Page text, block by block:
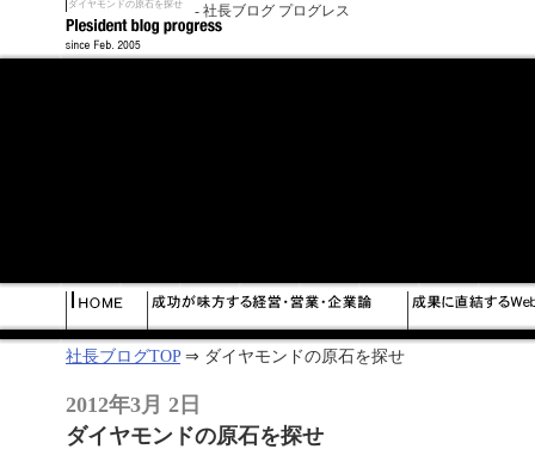
ダイヤモンドの原石を探せ - 社長ブログ プログレス
社長ブログTOP⇒ ダイヤモンドの原石を探せ
2012年3月 2日
ダイヤモンドの原石を探せ